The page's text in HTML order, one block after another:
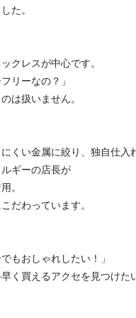
た。
クレスが中心です。
リーなの？」
は扱いません。
くい金属に絞り、独自仕入
ギーの店長が
。
だわっています。
もおしゃれしたい！」
く買えるアクセを見つけた